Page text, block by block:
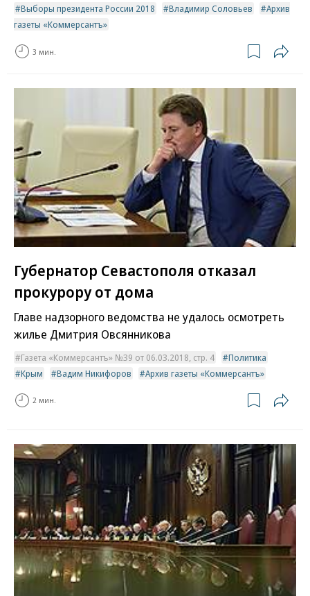
Выборы президента России 2018
Владимир Соловьев
Архив
газеты «Коммерсантъ»
3 мин.
Губернатор Севастополя отказал
прокурору от дома
Главе надзорного ведомства не удалось осмотреть
жилье Дмитрия Овсянникова
Газета «Коммерсантъ» №39 от 06.03.2018, стр. 4
Политика
Крым
Вадим Никифоров Архив газеты «Коммерсантъ»
2 мин.